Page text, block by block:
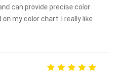
can provide precise color
my color chart. I really like